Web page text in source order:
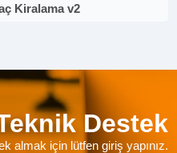
Kiralama v2
Destek
almak için lütfen giriş yapınız.